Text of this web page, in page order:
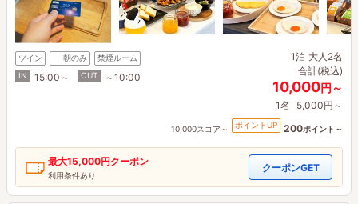
ツイン 朝のみ
禁煙ルーム
IN
15:00～ OUT ～10:00
1泊 大人2名
合計(税込)
10,000円～
1名 5,000円～
10,000スコア～ ポイントUP 200ポイント～
最大15,000円クーポン
利用条件あり
クーポンGET